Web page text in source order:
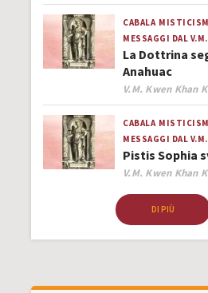
CABALA
MESSAGGI DAL
La Dottrina
Anahuac
Author
V.M. Kwen Khan
CABALA
MESSAGGI DAL
Pistis Sophia
Author
V.M. Kwen Khan
DI PIÙ